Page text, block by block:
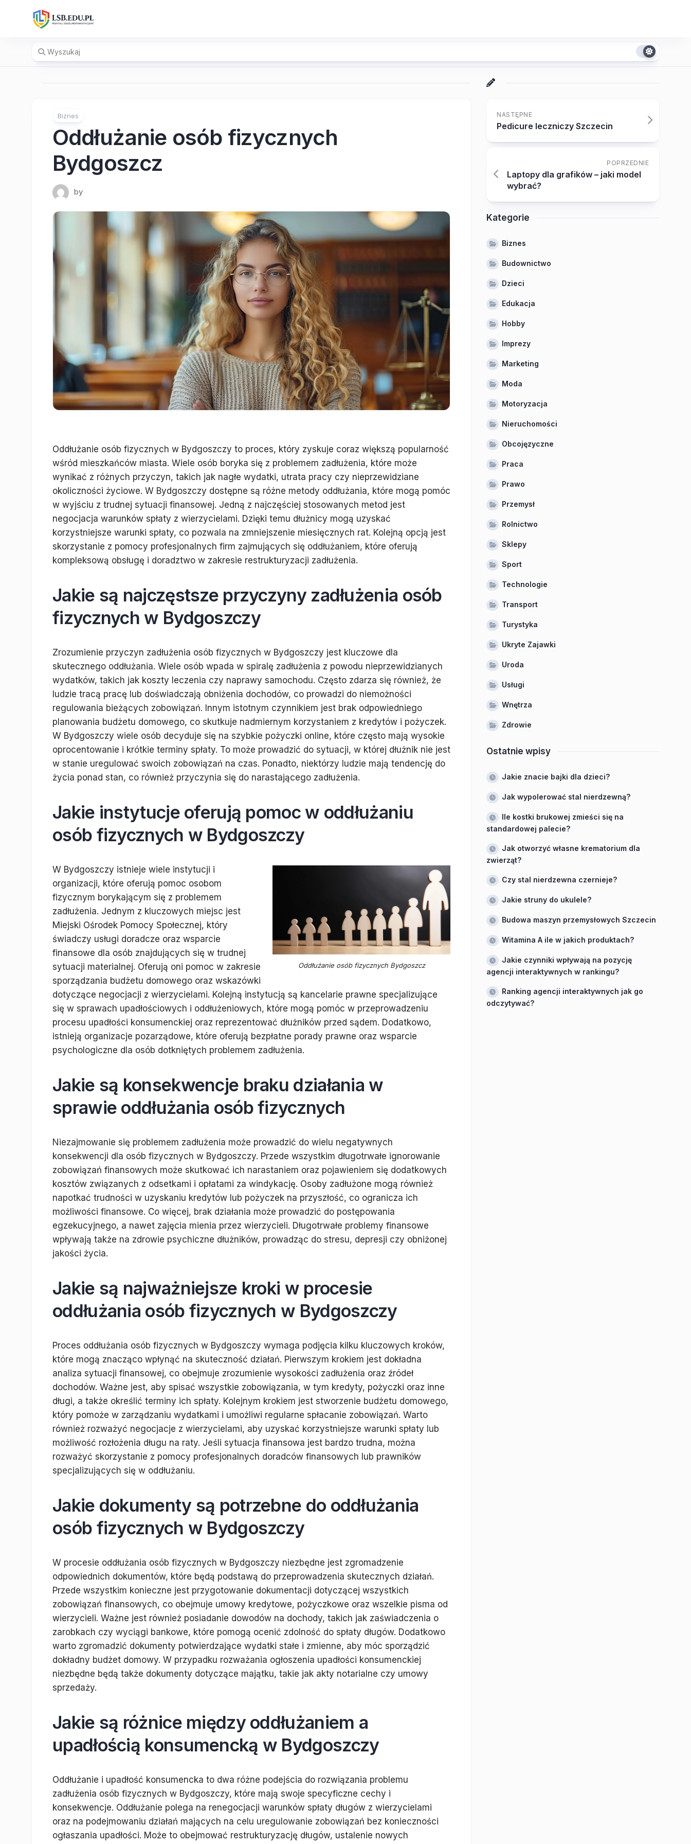
Biznes
Oddłużanie osób fizycznych
Bydgoszcz
by
Oddłużanie osób fizycznych w Bydgoszczy to proces, który zyskuje coraz większą popularność
wśród mieszkańców miasta. Wiele osób boryka się z problemem zadłużenia, które może
wynikać z różnych przyczyn, takich jak nagłe wydatki, utrata pracy czy nieprzewidziane
okoliczności życiowe. W Bydgoszczy dostępne są różne metody oddłużania, które mogą pomóc
w wyjściu z trudnej sytuacji finansowej. Jedną z najczęściej stosowanych metod jest
negocjacja warunków spłaty z wierzycielami. Dzięki temu dłużnicy mogą uzyskać
korzystniejsze warunki spłaty, co pozwala na zmniejszenie miesięcznych rat. Kolejną opcją jest
skorzystanie z pomocy profesjonalnych firm zajmujących się oddłużaniem, które oferują
kompleksową obsługę i doradztwo w zakresie restrukturyzacji zadłużenia.
Jakie są najczęstsze przyczyny zadłużenia osób
fizycznych w Bydgoszczy
Zrozumienie przyczyn zadłużenia osób fizycznych w Bydgoszczy jest kluczowe dla
skutecznego oddłużania. Wiele osób wpada w spiralę zadłużenia z powodu nieprzewidzianych
wydatków, takich jak koszty leczenia czy naprawy samochodu. Często zdarza się również, że
ludzie tracą pracę lub doświadczają obniżenia dochodów, co prowadzi do niemożności
regulowania bieżących zobowiązań. Innym istotnym czynnikiem jest brak odpowiedniego
planowania budżetu domowego, co skutkuje nadmiernym korzystaniem z kredytów i pożyczek.
W Bydgoszczy wiele osób decyduje się na szybkie pożyczki online, które często mają wysokie
oprocentowanie i krótkie terminy spłaty. To może prowadzić do sytuacji, w której dłużnik nie jest
w stanie uregulować swoich zobowiązań na czas. Ponadto, niektórzy ludzie mają tendencję do
życia ponad stan, co również przyczynia się do narastającego zadłużenia.
Jakie instytucje oferują pomoc w oddłużaniu
osób fizycznych w Bydgoszczy
Oddłużanie osób fizycznych Bydgoszcz
W Bydgoszczy istnieje wiele instytucji i
organizacji, które oferują pomoc osobom
fizycznym borykającym się z problemem
zadłużenia. Jednym z kluczowych miejsc jest
Miejski Ośrodek Pomocy Społecznej, który
świadczy usługi doradcze oraz wsparcie
finansowe dla osób znajdujących się w trudnej
sytuacji materialnej. Oferują oni pomoc w zakresie
sporządzania budżetu domowego oraz wskazówki
dotyczące negocjacji z wierzycielami. Kolejną instytucją są kancelarie prawne specjalizujące
się w sprawach upadłościowych i oddłużeniowych, które mogą pomóc w przeprowadzeniu
procesu upadłości konsumenckiej oraz reprezentować dłużników przed sądem. Dodatkowo,
istnieją organizacje pozarządowe, które oferują bezpłatne porady prawne oraz wsparcie
psychologiczne dla osób dotkniętych problemem zadłużenia.
Jakie są konsekwencje braku działania w
sprawie oddłużania osób fizycznych
Niezajmowanie się problemem zadłużenia może prowadzić do wielu negatywnych
konsekwencji dla osób fizycznych w Bydgoszczy. Przede wszystkim długotrwałe ignorowanie
zobowiązań finansowych może skutkować ich narastaniem oraz pojawieniem się dodatkowych
kosztów związanych z odsetkami i opłatami za windykację. Osoby zadłużone mogą również
napotkać trudności w uzyskaniu kredytów lub pożyczek na przyszłość, co ogranicza ich
możliwości finansowe. Co więcej, brak działania może prowadzić do postępowania
egzekucyjnego, a nawet zajęcia mienia przez wierzycieli. Długotrwałe problemy finansowe
wpływają także na zdrowie psychiczne dłużników, prowadząc do stresu, depresji czy obniżonej
jakości życia.
Jakie są najważniejsze kroki w procesie
oddłużania osób fizycznych w Bydgoszczy
Proces oddłużania osób fizycznych w Bydgoszczy wymaga podjęcia kilku kluczowych kroków,
które mogą znacząco wpłynąć na skuteczność działań. Pierwszym krokiem jest dokładna
analiza sytuacji finansowej, co obejmuje zrozumienie wysokości zadłużenia oraz źródeł
dochodów. Ważne jest, aby spisać wszystkie zobowiązania, w tym kredyty, pożyczki oraz inne
długi, a także określić terminy ich spłaty. Kolejnym krokiem jest stworzenie budżetu domowego,
który pomoże w zarządzaniu wydatkami i umożliwi regularne spłacanie zobowiązań. Warto
również rozważyć negocjacje z wierzycielami, aby uzyskać korzystniejsze warunki spłaty lub
możliwość rozłożenia długu na raty. Jeśli sytuacja finansowa jest bardzo trudna, można
rozważyć skorzystanie z pomocy profesjonalnych doradców finansowych lub prawników
specjalizujących się w oddłużaniu.
Jakie dokumenty są potrzebne do oddłużania
osób fizycznych w Bydgoszczy
W procesie oddłużania osób fizycznych w Bydgoszczy niezbędne jest zgromadzenie
odpowiednich dokumentów, które będą podstawą do przeprowadzenia skutecznych działań.
Przede wszystkim konieczne jest przygotowanie dokumentacji dotyczącej wszystkich
zobowiązań finansowych, co obejmuje umowy kredytowe, pożyczkowe oraz wszelkie pisma od
wierzycieli. Ważne jest również posiadanie dowodów na dochody, takich jak zaświadczenia o
zarobkach czy wyciągi bankowe, które pomogą ocenić zdolność do spłaty długów. Dodatkowo
warto zgromadzić dokumenty potwierdzające wydatki stałe i zmienne, aby móc sporządzić
dokładny budżet domowy. W przypadku rozważania ogłoszenia upadłości konsumenckiej
niezbędne będą także dokumenty dotyczące majątku, takie jak akty notarialne czy umowy
sprzedaży.
Jakie są różnice między oddłużaniem a
upadłością konsumencką w Bydgoszczy
Oddłużanie i upadłość konsumencka to dwa różne podejścia do rozwiązania problemu
zadłużenia osób fizycznych w Bydgoszczy, które mają swoje specyficzne cechy i
konsekwencje. Oddłużanie polega na renegocjacji warunków spłaty długów z wierzycielami
oraz na podejmowaniu działań mających na celu uregulowanie zobowiązań bez konieczności
ogłaszania upadłości. Może to obejmować restrukturyzację długów, ustalenie nowych
NASTĘPNE
Pedicure leczniczy Szczecin
POPRZEDNIE
Laptopy dla grafików – jaki model
wybrać?
Kategorie
Biznes
Budownictwo
Dzieci
Edukacja
Hobby
Imprezy
Marketing
Moda
Motoryzacja
Nieruchomości
Obcojęzyczne
Praca
Prawo
Przemysł
Rolnictwo
Sklepy
Sport
Technologie
Transport
Turystyka
Ukryte Zajawki
Uroda
Usługi
Wnętrza
Zdrowie
Ostatnie wpisy
Jakie znacie bajki dla dzieci?
Jak wypolerować stal nierdzewną?
Ile kostki brukowej zmieści się na
standardowej palecie?
Jak otworzyć własne krematorium dla
zwierząt?
Czy stal nierdzewna czernieje?
Jakie struny do ukulele?
Budowa maszyn przemysłowych Szczecin
Witamina A ile w jakich produktach?
Jakie czynniki wpływają na pozycję
agencji interaktywnych w rankingu?
Ranking agencji interaktywnych jak go
odczytywać?